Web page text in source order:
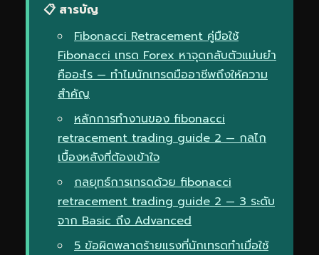
📋 สารบัญ
Fibonacci Retracement คู่มือใช้
Fibonacci เทรด Forex หาจุดกลับตัวแม่นยำ
คืออะไร — ทำไมนักเทรดมืออาชีพถึงให้ความ
สำคัญ
หลักการทำงานของ fibonacci
retracement trading guide 2 — กลไก
เบื้องหลังที่ต้องเข้าใจ
กลยุทธ์การเทรดด้วย fibonacci
retracement trading guide 2 — 3 ระดับ
จาก Basic ถึง Advanced
5 ข้อผิดพลาดร้ายแรงที่นักเทรดทำเมื่อใช้